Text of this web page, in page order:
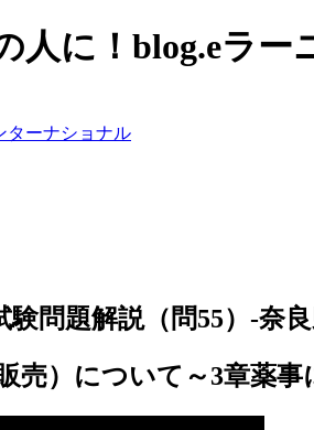
人に！blog.eラー
ターナショナル
験問題解説（問55）-奈
売）について～3章薬